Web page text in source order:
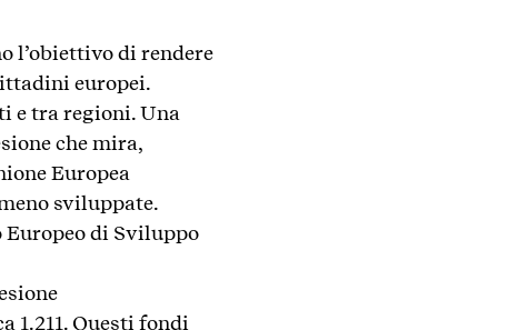
l’obiettivo di rendere
europei.
e tra regioni. Una
che mira,
Europea
sviluppate.
Europeo di Sviluppo
1.211. Questi fondi